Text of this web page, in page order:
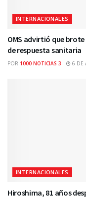
INTERNACIONALES
OMS advirtió que
de respuesta sanitaria
POR 1000 NOTICIAS 3 6 DE
INTERNACIONALES
Hiroshima, 81 años